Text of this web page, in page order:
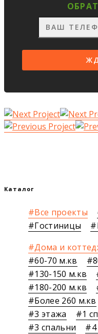
Каталог
Все проекты
Гостиницы
Дома и
60-70 м.кв
130-150 м.кв
180-200 м.кв
Более 260 м.кв
3 этажа
1
3 спальни